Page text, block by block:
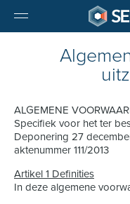
ALGEMENE
Specifiek voor het ter
Deponering 27
aktenummer 111/2013
Artikel 1 Definities
In deze algemene